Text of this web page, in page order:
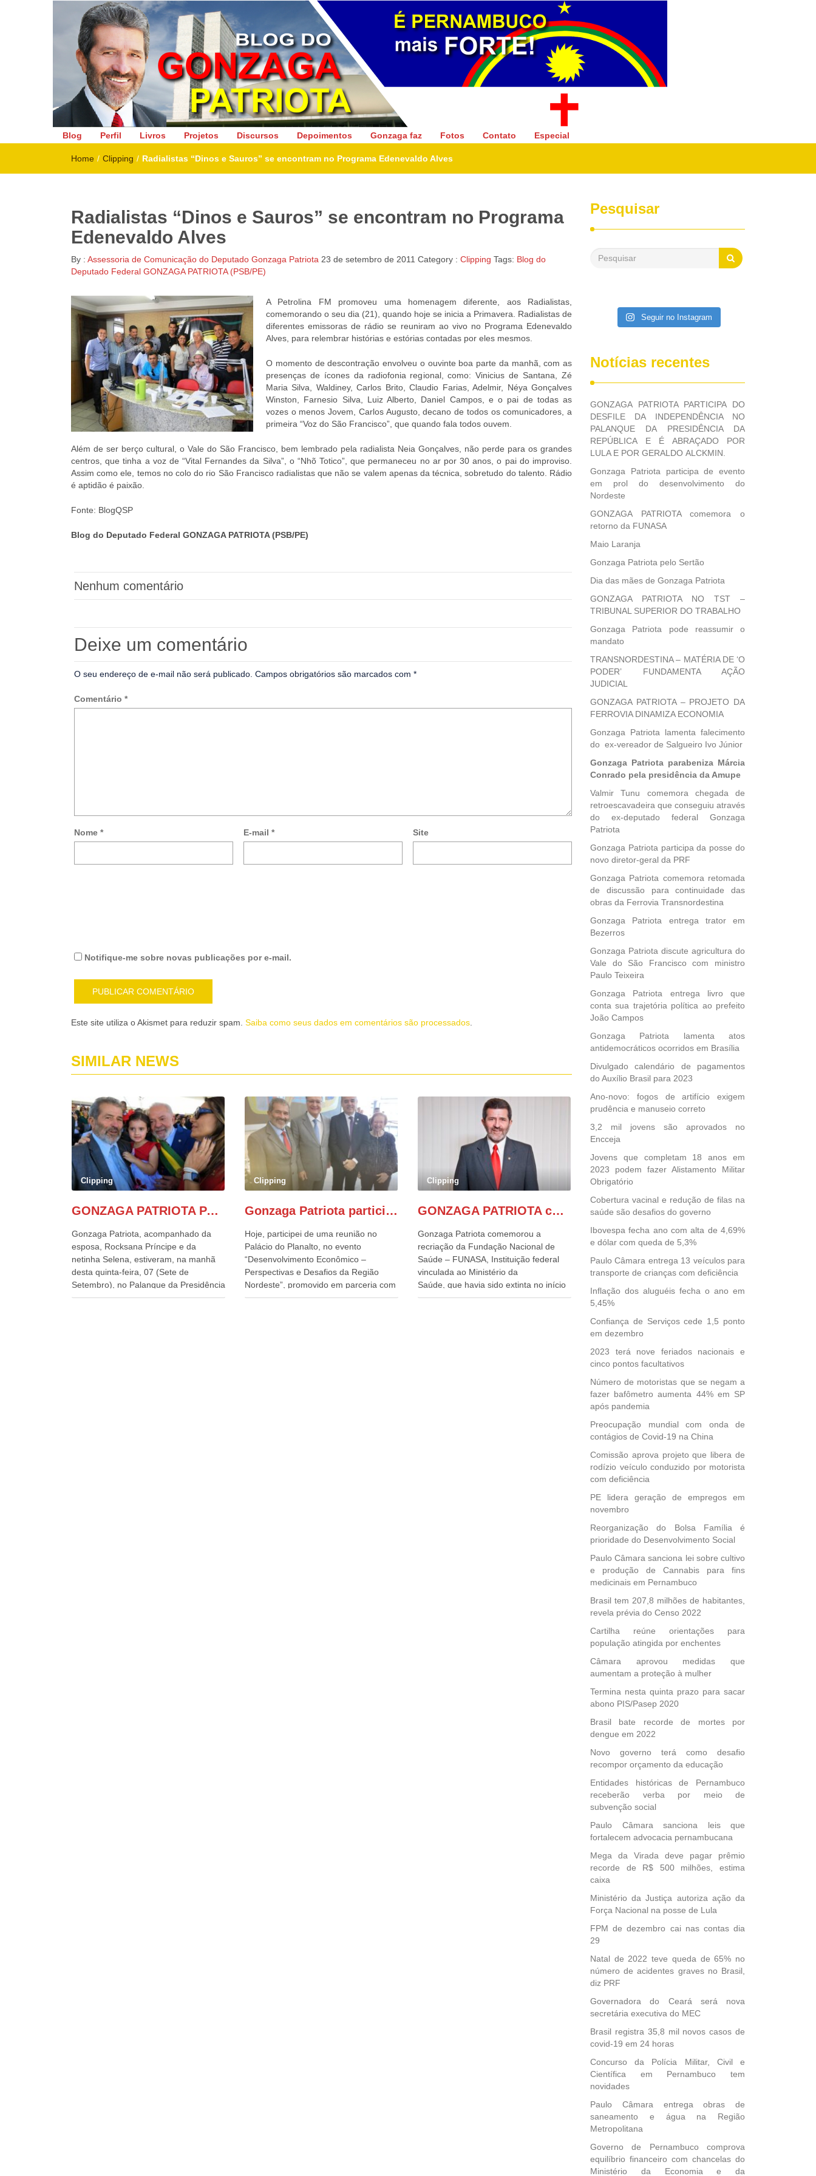
Gonzaga Patriota
Deputado Federal
Blog Perfil Livros Projetos Discursos Depoimentos Gonzaga faz Fotos Contato Especial
Home / Clipping / Radialistas “Dinos e Sauros” se encontram no Programa Edenevaldo Alves
Radialistas “Dinos e Sauros” se encontram no Programa
Edenevaldo Alves
By : Assessoria de Comunicação do Deputado Gonzaga Patriota 23 de setembro de 2011 Category : Clipping Tags: Blog do
Deputado Federal GONZAGA PATRIOTA (PSB/PE)
A Petrolina FM promoveu uma homenagem diferente, aos Radialistas,
comemorando o seu dia (21), quando hoje se inicia a Primavera. Radialistas de
diferentes emissoras de rádio se reuniram ao vivo no Programa Edenevaldo
Alves, para relembrar histórias e estórias contadas por eles mesmos.
O momento de descontração envolveu o ouvinte boa parte da manhã, com as
presenças de ícones da radiofonia regional, como: Vinicius de Santana, Zé
Maria Silva, Waldiney, Carlos Brito, Claudio Farias, Adelmir, Néya Gonçalves
Winston, Farnesio Silva, Luiz Alberto, Daniel Campos, e o pai de todas as
vozes o menos Jovem, Carlos Augusto, decano de todos os comunicadores, a
primeira “Voz do São Francisco”, que quando fala todos ouvem.
Além de ser berço cultural, o Vale do São Francisco, bem lembrado pela radialista Neia Gonçalves, não perde para os grandes
centros, que tinha a voz de “Vital Fernandes da Silva”, o “Nhõ Totico”, que permaneceu no ar por 30 anos, o pai do improviso.
Assim como ele, temos no colo do rio São Francisco radialistas que não se valem apenas da técnica, sobretudo do talento. Rádio
é aptidão é paixão.
Fonte: BlogQSP
Blog do Deputado Federal GONZAGA PATRIOTA (PSB/PE)
Nenhum comentário
Deixe um comentário
O seu endereço de e-mail não será publicado. Campos obrigatórios são marcados com *
Comentário *
Nome * E-mail *
Site
Notifique-
novos
comentários
mail.
Notifique-me sobre novas publicações por e-mail.
Este site utiliza o Akismet para reduzir spam. Saiba como seus dados em comentários são processados
SIMILAR NEWS
Clipping
GONZAGA PATRIOTA PARTICIPA DO DESFILE DA INDEPENDÊNCIA NO PALANQUE DA PRESIDÊNCIA DA REPÚBLICA E É ABRAÇADO POR LULA E POR GERALDO ALCKMIN.
Gonzaga Patriota, acompanhado da
esposa, Rocksana Príncipe e da
netinha Selena, estiveram, na manhã
desta quinta-feira, 07 (Sete de
Setembro), no Palanque da Presidência
da República, onde foram abraçados
Clipping
Gonzaga Patriota participa de evento em prol do desenvolvimento do Nordeste
Hoje, participei de uma reunião no
Palácio do Planalto, no evento
“Desenvolvimento Econômico –
Perspectivas e Desafios da Região
Nordeste”, promovido em parceria com
o Consórcio Nordeste. Na pauta do
Clipping
GONZAGA PATRIOTA comemora o retorno da FUNASA
Gonzaga Patriota comemorou a
recriação da Fundação Nacional de
Saúde – FUNASA, Instituição federal
vinculada ao Ministério da
Saúde, que havia sido extinta no início
do terceiro governo do
Pesquisar
Seguir no Instagram
Notícias recentes
GONZAGA PATRIOTA PARTICIPA DO
DESFILE DA INDEPENDÊNCIA NO
PALANQUE DA PRESIDÊNCIA DA
REPÚBLICA E É ABRAÇADO POR
LULA E POR GERALDO ALCKMIN.
Gonzaga Patriota participa de evento
em prol do desenvolvimento do
Nordeste
GONZAGA PATRIOTA comemora o
retorno da FUNASA
Maio Laranja
Gonzaga Patriota pelo Sertão
Dia das mães de Gonzaga Patriota
GONZAGA PATRIOTA NO TST –
TRIBUNAL SUPERIOR DO TRABALHO
Gonzaga Patriota pode reassumir o
mandato
TRANSNORDESTINA – MATÉRIA DE ‘O
PODER’ FUNDAMENTA AÇÃO
JUDICIAL
GONZAGA PATRIOTA – PROJETO DA
FERROVIA DINAMIZA ECONOMIA
Gonzaga Patriota lamenta falecimento
do ex-vereador de Salgueiro Ivo Júnior
Gonzaga Patriota parabeniza Márcia
Conrado pela presidência da Amupe
Valmir Tunu comemora chegada de
retroescavadeira que conseguiu através
do ex-deputado federal Gonzaga
Patriota
Gonzaga Patriota participa da posse do
novo diretor-geral da PRF
Gonzaga Patriota comemora retomada
de discussão para continuidade das
obras da Ferrovia Transnordestina
Gonzaga Patriota entrega trator em
Bezerros
Gonzaga Patriota discute agricultura do
Vale do São Francisco com ministro
Paulo Teixeira
Gonzaga Patriota entrega livro que
conta sua trajetória política ao prefeito
João Campos
Gonzaga Patriota lamenta atos
antidemocráticos ocorridos em Brasília
Divulgado calendário de pagamentos
do Auxílio Brasil para 2023
Ano-novo: fogos de artifício exigem
prudência e manuseio correto
3,2 mil jovens são aprovados no
Encceja
Jovens que completam 18 anos em
2023 podem fazer Alistamento Militar
Obrigatório
Cobertura vacinal e redução de filas na
saúde são desafios do governo
Ibovespa fecha ano com alta de 4,69%
e dólar com queda de 5,3%
Paulo Câmara entrega 13 veículos para
transporte de crianças com deficiência
Inflação dos aluguéis fecha o ano em
5,45%
Confiança de Serviços cede 1,5 ponto
em dezembro
2023 terá nove feriados nacionais e
cinco pontos facultativos
Número de motoristas que se negam a
fazer bafômetro aumenta 44% em SP
após pandemia
Preocupação mundial com onda de
contágios de Covid-19 na China
Comissão aprova projeto que libera de
rodízio veículo conduzido por motorista
com deficiência
PE lidera geração de empregos em
novembro
Reorganização do Bolsa Família é
prioridade do Desenvolvimento Social
Paulo Câmara sanciona lei sobre cultivo
e produção de Cannabis para fins
medicinais em Pernambuco
Brasil tem 207,8 milhões de habitantes,
revela prévia do Censo 2022
Cartilha reúne orientações para
população atingida por enchentes
Câmara aprovou medidas que
aumentam a proteção à mulher
Termina nesta quinta prazo para sacar
abono PIS/Pasep 2020
Brasil bate recorde de mortes por
dengue em 2022
Novo governo terá como desafio
recompor orçamento da educação
Entidades históricas de Pernambuco
receberão verba por meio de
subvenção social
Paulo Câmara sanciona leis que
fortalecem advocacia pernambucana
Mega da Virada deve pagar prêmio
recorde de R$ 500 milhões, estima
caixa
Ministério da Justiça autoriza ação da
Força Nacional na posse de Lula
FPM de dezembro cai nas contas dia
29
Natal de 2022 teve queda de 65% no
número de acidentes graves no Brasil,
diz PRF
Governadora do Ceará será nova
secretária executiva do MEC
Brasil registra 35,8 mil novos casos de
covid-19 em 24 horas
Concurso da Polícia Militar, Civil e
Científica em Pernambuco tem
novidades
Paulo Câmara entrega obras de
saneamento e água na Região
Metropolitana
Governo de Pernambuco comprova
equilíbrio financeiro com chancelas do
Ministério da Economia e da